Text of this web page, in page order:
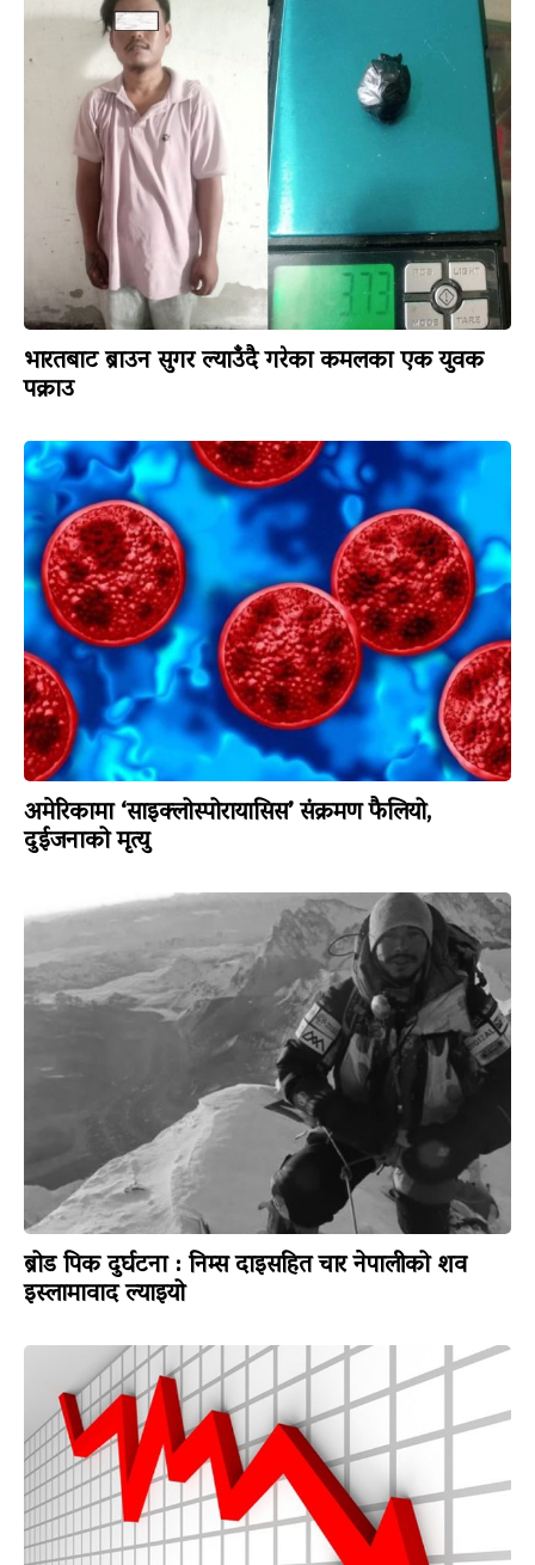
भारतबाट ब्राउन सुगर ल्याउँदै गरेका कमलका एक युवक
पक्राउ
अमेरिकामा ‘साइक्लोस्पोरायासिस’ संक्रमण फैलियो,
दुईजनाको मृत्यु
ब्रोड पिक दुर्घटना : निम्स दाइसहित चार नेपालीको शव
इस्लामावाद ल्याइयो